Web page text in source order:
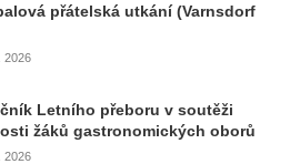
přátelská utkání (Varnsdorf
2026
Letního přeboru v soutěži
žáků gastronomických oborů
2026